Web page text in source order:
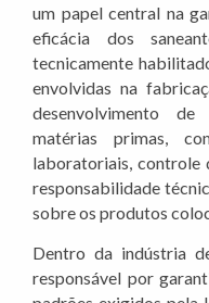
um papel central na
eficácia dos
tecnicamente
envolvidas na
desenvolvimento de
matérias primas,
laboratoriais, controle
responsabilidade
sobre os produtos
Dentro da indústria
responsável por